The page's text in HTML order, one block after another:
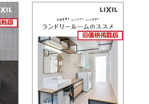
目次も検索 検 索
施工イメージ・アイデア集（4）
省エネ住宅関連（1）
カタログ一覧＆使い方（1）